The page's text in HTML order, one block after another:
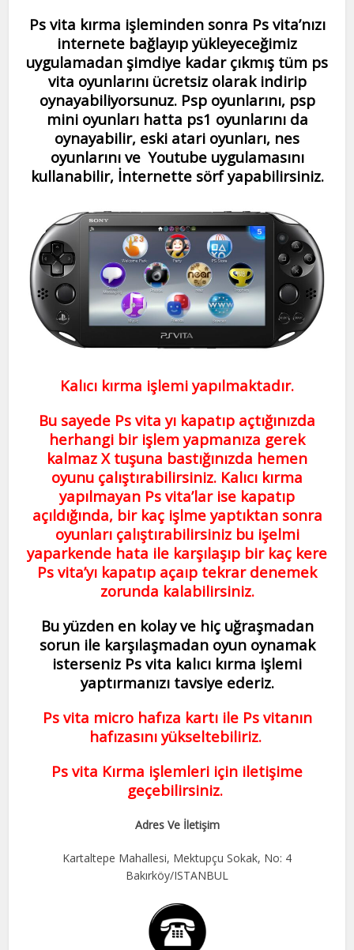
Ps vita kırma işleminden sonra Ps vita’nızı
internete bağlayıp yükleyeceğimiz
uygulamadan şimdiye kadar çıkmış tüm ps
vita oyunlarını ücretsiz olarak indirip
oynayabiliyorsunuz. Psp oyunlarını, psp
mini oyunları hatta ps1 oyunlarını da
oynayabilir, eski atari oyunları, nes
oyunlarını ve Youtube uygulamasını
kullanabilir, İnternette sörf yapabilirsiniz.
Kalıcı kırma işlemi yapılmaktadır.
Bu sayede Ps vita yı kapatıp açtığınızda
herhangi bir işlem yapmanıza gerek
kalmaz X tuşuna bastığınızda hemen
oyunu çalıştırabilirsiniz. Kalıcı kırma
yapılmayan Ps vita’lar ise kapatıp
açıldığında, bir kaç işlme yaptıktan sonra
oyunları çalıştırabilirsiniz bu işelmi
yaparkende hata ile karşılaşıp bir kaç kere
Ps vita’yı kapatıp açaıp tekrar denemek
zorunda kalabilirsiniz.
Bu yüzden en kolay ve hiç uğraşmadan
sorun ile karşılaşmadan oyun oynamak
isterseniz Ps vita kalıcı kırma işlemi
yaptırmanızı tavsiye ederiz.
Ps vita micro hafıza kartı ile Ps vitanın
hafızasını yükseltebiliriz.
Ps vita Kırma işlemleri için iletişime
geçebilirsiniz.
Adres Ve İletişim
Kartaltepe Mahallesi, Mektupçu Sokak, No: 4
Bakırköy/ISTANBUL